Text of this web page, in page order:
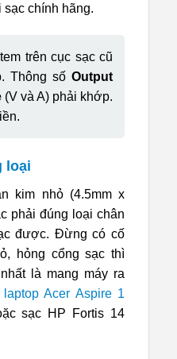
sạc chính hãng.
trên cục sạc cũ
Thông số Output
(V và A) phải khớp.
loại
kim nhỏ (4.5mm x
phải đúng loại chân
được. Đừng có cố
hỏng cổng sạc thì
là mang máy ra
Acer Aspire 1
sạc HP Fortis 14